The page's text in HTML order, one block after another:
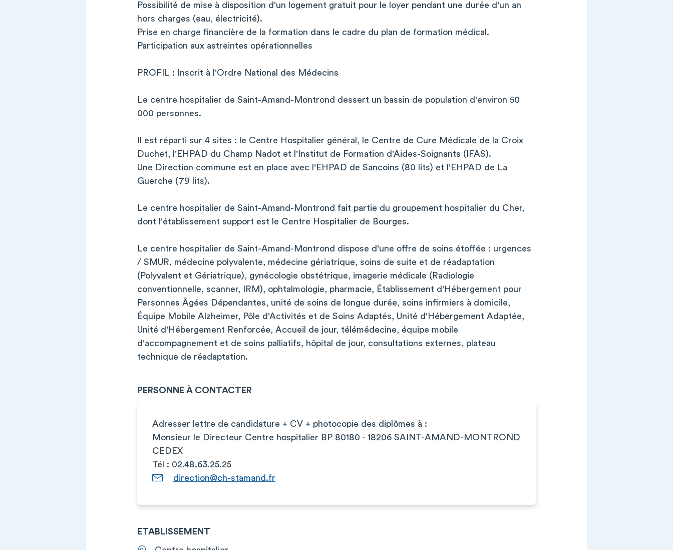
Possibilité de mise à disposition d'un logement gratuit pour le loyer pendant une durée d'un an
hors charges (eau, électricité).
Prise en charge financière de la formation dans le cadre du plan de formation médical.
Participation aux astreintes opérationnelles
PROFIL : Inscrit à l'Ordre National des Médecins
Le centre hospitalier de Saint-Amand-Montrond dessert un bassin de population d'environ 50
000 personnes.
Il est réparti sur 4 sites : le Centre Hospitalier général, le Centre de Cure Médicale de la Croix
Duchet, l'EHPAD du Champ Nadot et l'Institut de Formation d'Aides-Soignants (IFAS).
Une Direction commune est en place avec l'EHPAD de Sancoins (80 lits) et l'EHPAD de La
Guerche (79 lits).
Le centre hospitalier de Saint-Amand-Montrond fait partie du groupement hospitalier du Cher,
dont l'établissement support est le Centre Hospitalier de Bourges.
Le centre hospitalier de Saint-Amand-Montrond dispose d'une offre de soins étoffée : urgences
/ SMUR, médecine polyvalente, médecine gériatrique, soins de suite et de réadaptation
(Polyvalent et Gériatrique), gynécologie obstétrique, imagerie médicale (Radiologie
conventionnelle, scanner, IRM), ophtalmologie, pharmacie, Établissement d'Hébergement pour
Personnes Âgées Dépendantes, unité de soins de longue durée, soins infirmiers à domicile,
Équipe Mobile Alzheimer, Pôle d'Activités et de Soins Adaptés, Unité d'Hébergement Adaptée,
Unité d'Hébergement Renforcée, Accueil de jour, télémédecine, équipe mobile
d'accompagnement et de soins palliatifs, hôpital de jour, consultations externes, plateau
technique de réadaptation.
PERSONNE À CONTACTER
Adresser lettre de candidature + CV + photocopie des diplômes à :
Monsieur le Directeur Centre hospitalier BP 80180 - 18206 SAINT-AMAND-MONTROND
CEDEX
Tél : 02.48.63.25.25
direction@ch-stamand.fr
ETABLISSEMENT